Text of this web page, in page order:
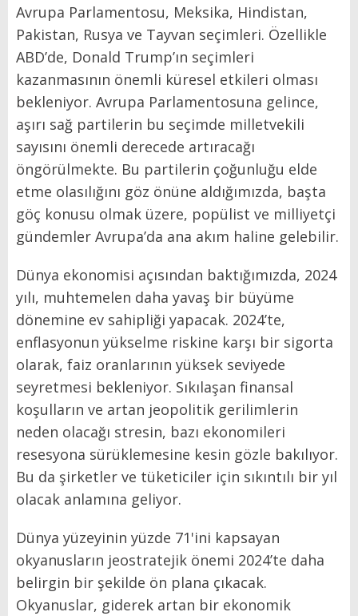
Avrupa Parlamentosu, Meksika, Hindistan,
Pakistan, Rusya ve Tayvan seçimleri. Özellikle
ABD’de, Donald Trump’ın seçimleri
kazanmasının önemli küresel etkileri olması
bekleniyor. Avrupa Parlamentosuna gelince,
aşırı sağ partilerin bu seçimde milletvekili
sayısını önemli derecede artıracağı
öngörülmekte. Bu partilerin çoğunluğu elde
etme olasılığını göz önüne aldığımızda, başta
göç konusu olmak üzere, popülist ve milliyetçi
gündemler Avrupa’da ana akım haline gelebilir.
Dünya ekonomisi açısından baktığımızda, 2024
yılı, muhtemelen daha yavaş bir büyüme
dönemine ev sahipliği yapacak. 2024’te,
enflasyonun yükselme riskine karşı bir sigorta
olarak, faiz oranlarının yüksek seviyede
seyretmesi bekleniyor. Sıkılaşan finansal
koşulların ve artan jeopolitik gerilimlerin
neden olacağı stresin, bazı ekonomileri
resesyona sürüklemesine kesin gözle bakılıyor.
Bu da şirketler ve tüketiciler için sıkıntılı bir yıl
olacak anlamına geliyor.
Dünya yüzeyinin yüzde 71'ini kapsayan
okyanusların jeostratejik önemi 2024’te daha
belirgin bir şekilde ön plana çıkacak.
Okyanuslar, giderek artan bir ekonomik